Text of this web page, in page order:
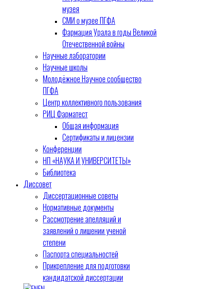
музея
СМИ о музее ПГФА
Фармация Урала в годы Великой
Отечественной войны
Научные лаборатории
Научные школы
Молодёжное Научное сообщество
ПГФА
Центр коллективного пользования
РИЦ Фарматест
Общая информация
Сертификаты и лицензии
Конференции
НП «НАУКА И УНИВЕРСИТЕТЫ»
Библиотека
Диссовет
Диссертационные советы
Нормативные документы
Рассмотрение апелляций и
заявлений о лишении ученой
степени
Паспорта специальностей
Прикрепление для подготовки
кандидатской диссертации